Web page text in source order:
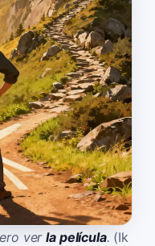
verla película. (Ik